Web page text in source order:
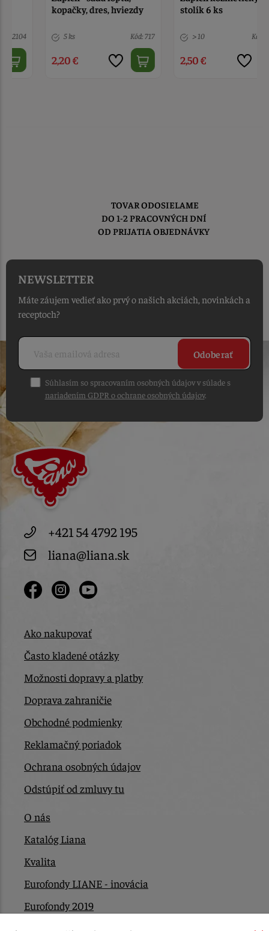
kopačky, dres, hviezdy
stolík 6 ks
Kód: 12623
TOVAR ODOSIELAME
DO 1-2 PRACOVNÝCH DNÍ
OD PRIJATIA OBJEDNÁVKY
NEWSLETTER
Máte záujem vedieť ako prvý o našich akciách, novinkách a
receptoch?
Odoberať
Súhlasím so spracovaním osobných údajov v súlade s
nariadením GDPR o ochrane osobných údajov.
+421 54 4792 195
liana@liana.sk
Ako nakupovať
Často kladené otázky
Možnosti dopravy a platby
Doprava zahraničie
Obchodné podmienky
Reklamačný poriadok
Ochrana osobných údajov
Odstúpiť od zmluvy tu
O nás
Katalóg Liana
Kvalita
Eurofondy LIANE - inovácia
Eurofondy 2019
Eurofondy 2022/2023